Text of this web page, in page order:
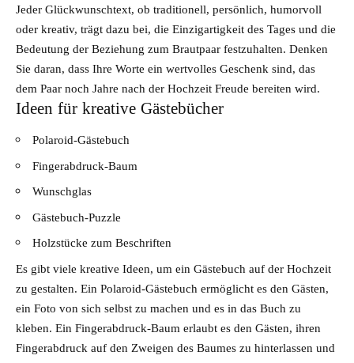
Jeder Glückwunschtext, ob traditionell, persönlich, humorvoll
oder kreativ, trägt dazu bei, die Einzigartigkeit des Tages und die
Bedeutung der Beziehung zum Brautpaar festzuhalten. Denken
Sie daran, dass Ihre Worte ein wertvolles Geschenk sind, das
dem Paar noch Jahre nach der Hochzeit Freude bereiten wird.
Ideen für kreative Gästebücher
Polaroid-Gästebuch
Fingerabdruck-Baum
Wunschglas
Gästebuch-Puzzle
Holzstücke zum Beschriften
Es gibt viele kreative Ideen, um ein Gästebuch auf der Hochzeit
zu gestalten. Ein Polaroid-Gästebuch ermöglicht es den Gästen,
ein Foto von sich selbst zu machen und es in das Buch zu
kleben. Ein Fingerabdruck-Baum erlaubt es den Gästen, ihren
Fingerabdruck auf den Zweigen des Baumes zu hinterlassen und